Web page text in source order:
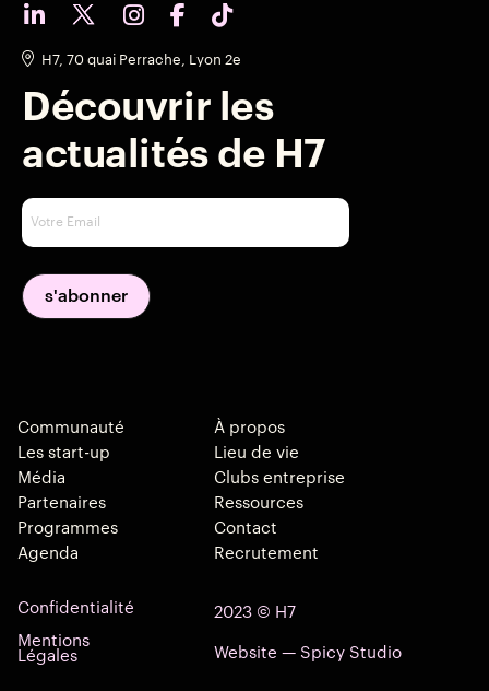
H7, 70 quai Perrache, Lyon 2e
Découvrir les
actualités de H7
Communauté
Les start-up
Média
Partenaires
Programmes
Agenda
À propos
Lieu de vie
Clubs entreprise
Ressources
Contact
Recrutement
Confidentialité
Mentions
Légales
2023 © H7
Website — Spicy Studio